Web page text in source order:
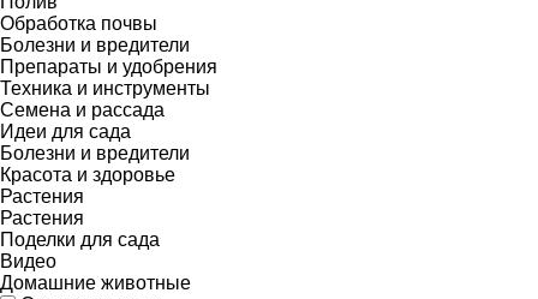
Обработка почвы
Болезни и вредители
Препараты и удобрения
Техника и инструменты
Семена и рассада
Идеи для сада
Болезни и вредители
Красота и здоровье
Растения
Растения
Поделки для сада
Видео
Домашние животные